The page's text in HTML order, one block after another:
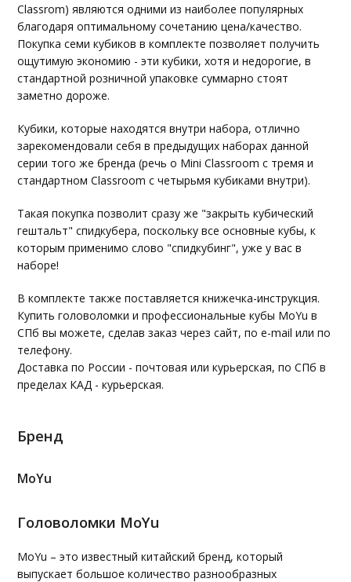
Classrom) являются одними из наиболее популярных
благодаря оптимальному сочетанию цена/качество.
Покупка семи кубиков в комплекте позволяет получить
ощутимую экономию - эти кубики, хотя и недорогие, в
стандартной розничной упаковке суммарно стоят
заметно дороже.
Кубики, которые находятся внутри набора, отлично
зарекомендовали себя в предыдущих наборах данной
серии того же бренда (речь о Mini Classroom с тремя и
стандартном Classroom с четырьмя кубиками внутри).
Такая покупка позволит сразу же "закрыть кубический
гештальт" спидкубера, поскольку все основные кубы, к
которым применимо слово "спидкубинг", уже у вас в
наборе!
В комплекте также поставляется книжечка-инструкция.
Купить головоломки и профессиональные кубы MoYu в
СПб вы можете, сделав заказ через сайт, по e-mail или по
телефону.
Доставка по России - почтовая или курьерская, по СПб в
пределах КАД - курьерская.
Бренд
MoYu
Головоломки MoYu
MoYu – это известный китайский бренд, который
выпускает большое количество разнообразных